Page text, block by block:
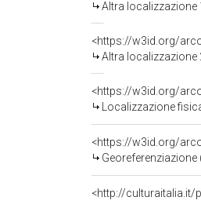
Altra localizzazione
<https://w3id.org/
Altra localizzazione
<https://w3id.org/
Localizzazione
<https://w3id.org/
<http://culturaitalia.it/